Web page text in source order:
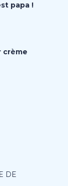
papa !
crème
DE